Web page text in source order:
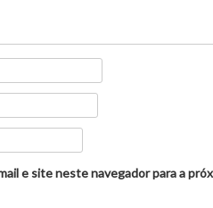
e site neste navegador para a